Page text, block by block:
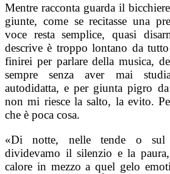
Mentre racconta guarda il
giunte, come se recitasse una
voce resta semplice, quasi
descrive è troppo lontano da
finirei per parlare della musica,
sempre senza aver mai
autodidatta, e per giunta pigro
non mi riesce la salto, la evito.
che è poca cosa.
«Di notte, nelle tende o sul
dividevamo il silenzio e la
calore in mezzo a quel gelo